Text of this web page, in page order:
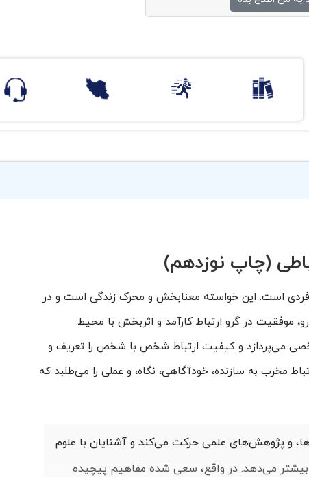
(چاپ نوزدهم)
است. این خواسته معنابخش و محرک زندگی است و در
موفقیت در گرو ارتباط کارآمد و اثربخش با محیط
می‌پردازد و کیفیت ارتباط شخص با شخص را تعریف و
مخرب به سازنده، خودآگاهی، نگاه، و عملی را می‌طلبد که
و پژوهش‌های علمی حرکت می‌کند و آشنایان با علوم
بیشتر می‌دهد. در واقع، سعی شده مفاهیم پیچیده